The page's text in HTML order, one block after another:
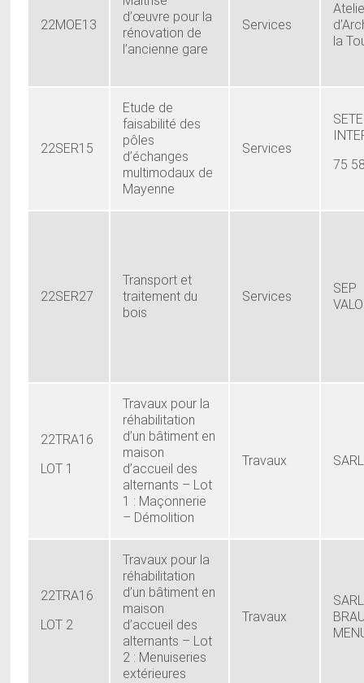
22MOE13
d’œuvre pour la
rénovation de
l’ancienne gare
Services
la
22SER15
Etude de
faisabilité des
pôles
d’échanges
multimodaux de
Mayenne
Services
75
22SER27
Transport et
traitement du
bois
Services
SEP
22TRA16
LOT 1
Travaux pour la
réhabilitation
d’un bâtiment en
maison
d’accueil des
alternants – Lot
1 : Maçonnerie
– Démolition
Travaux
22TRA16
LOT 2
Travaux pour la
réhabilitation
d’un bâtiment en
maison
d’accueil des
alternants – Lot
2 : Menuiseries
extérieures
Travaux